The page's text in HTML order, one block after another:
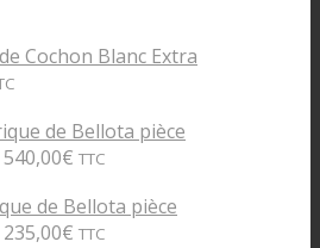
Cochon Blanc Extra
de Bellota pièce
540,00€ TTC
de Bellota pièce
235,00€ TTC